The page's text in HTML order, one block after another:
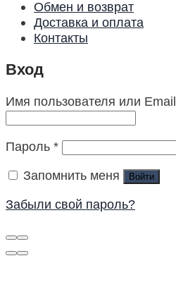
Обмен и возврат
Доставка и оплата
Контакты
Вход
Имя пользователя или Email
Пароль *
Запомнить меня
Войти
Забыли свой пароль?